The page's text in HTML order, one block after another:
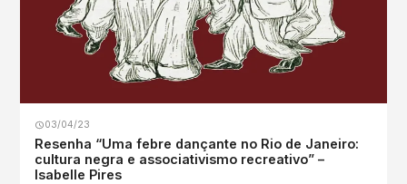
03/04/23
Resenha “Uma febre dançante no Rio de Janeiro:
cultura negra e associativismo recreativo” –
Isabelle Pires